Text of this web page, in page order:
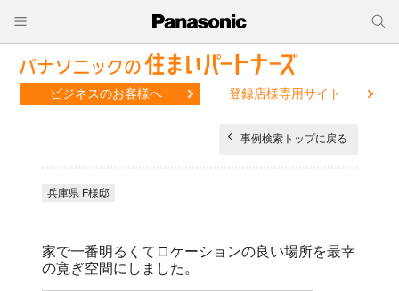
ビジネスのお客様へ 登録店様専用サイト
事例検索トップに戻る
兵庫県 F様邸
家で一番明るくてロケーションの良い場所を最幸
の寛ぎ空間にしました。